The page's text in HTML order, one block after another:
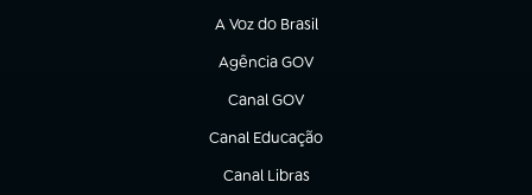
A Voz do Brasil
(abre em nova aba)
Agência GOV
(abre em nova aba)
Canal GOV
(abre em nova aba)
Canal Educação
(abre em nova aba)
Canal Libras
(abre em nova aba)